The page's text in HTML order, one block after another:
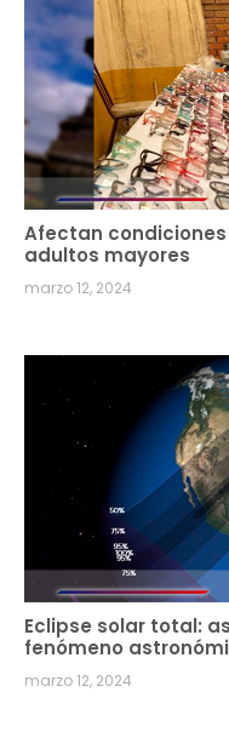
Afectan
adultos mayores
marzo 12, 2024
Eclipse solar total:
fenómeno
marzo 12, 2024